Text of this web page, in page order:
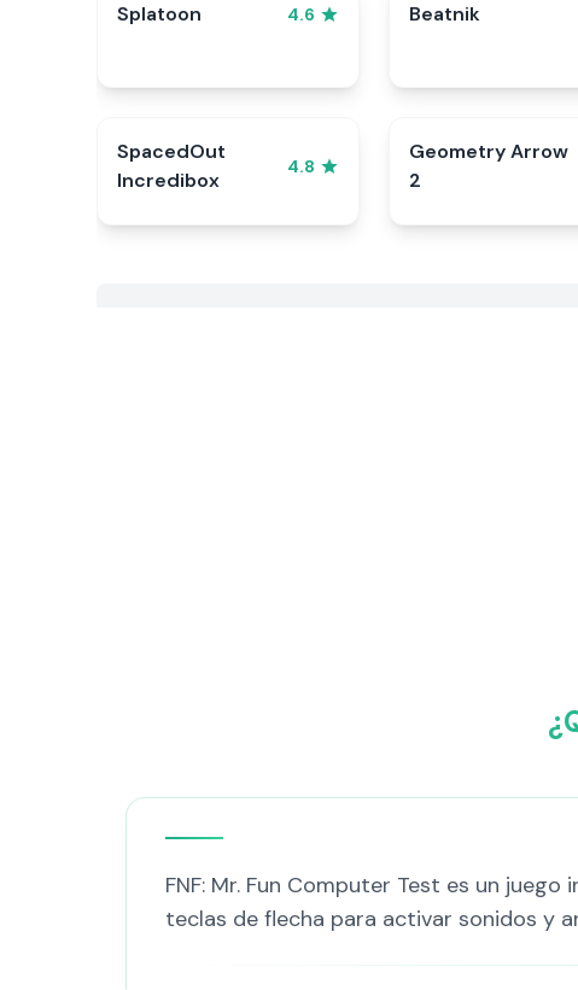
Splatoon 4.6 Beatnik
SpacedOut
Incredibox
4.8
Geometry Arrow
2
FNF: Mr. Fun Computer Test es un
teclas de flecha para activar sonidos y